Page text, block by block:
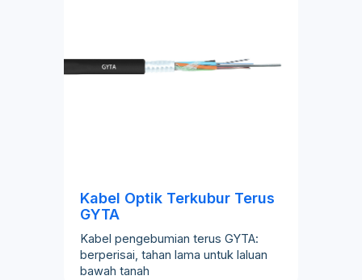
Kabel Optik Terkubur Terus
GYTA
Kabel pengebumian terus GYTA:
berperisai, tahan lama untuk laluan
bawah tanah